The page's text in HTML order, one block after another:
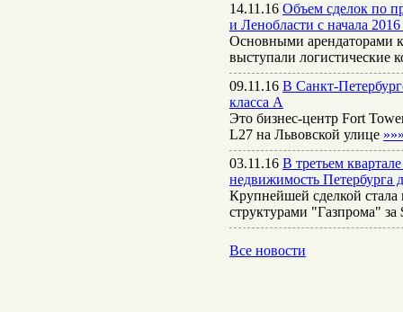
14.11.16 Объем сделок по
и Ленобласти с начала
Основными арендаторами
выступали логистические
09.11.16 В Санкт-
класса А
Это бизнес-центр Fort
L27 на Львовской улице
03.11.16 В третьем
недвижимость Петербурга
Крупнейшей сделкой стала
структурами "Газпрома"
Все новости